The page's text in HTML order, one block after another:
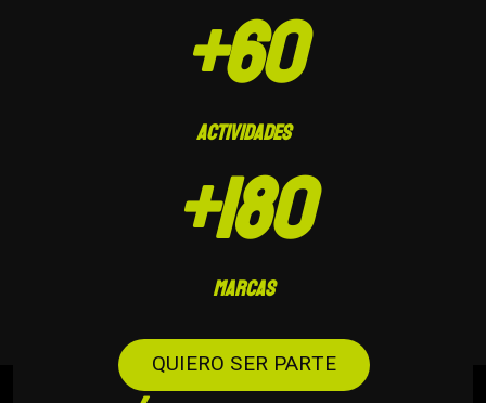
60
ACTIVIDADES
180
MARCAS
QUIERO SER PARTE